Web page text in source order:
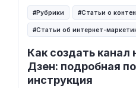
Как создать канал
Дзен: подробная
инструкция
Рубрики Статьи о
Статьи об интернет-